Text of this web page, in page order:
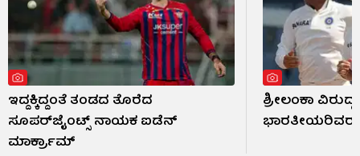
ಇದ್ದಕ್ಕಿದ್ದಂತೆ ತಂಡದ ತೊರೆದ
ಸೂಪರ್‌ಜೈಂಟ್ಸ್ ನಾಯಕ ಐಡೆನ್
ಮಾರ್ಕ್ರಾಮ್
ಶ್ರೀಲಂಕಾ
ಭಾರತೀಯರಿವರು